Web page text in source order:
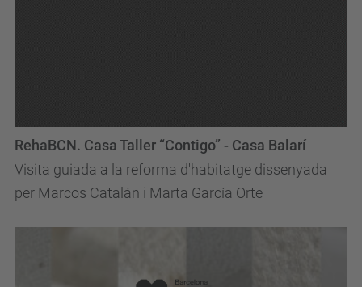
Visita guiada a la reforma d'habitatge dissenyada
per Marcos Catalán i Marta García Orte
RehaBCN. Casa Taller “Contigo” - Casa Balarí